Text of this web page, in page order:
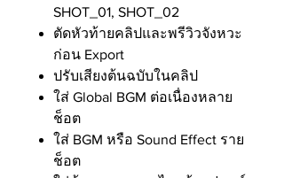
SHOT_01, SHOT_02
ตัดหัวท้ายคลิปและพรีวิวจังหวะ
ก่อน Export
ปรับเสียงต้นฉบับในคลิป
ใส่ Global BGM ต่อเนื่องหลาย
ช็อต
ใส่ BGM หรือ Sound Effect ราย
ช็อต